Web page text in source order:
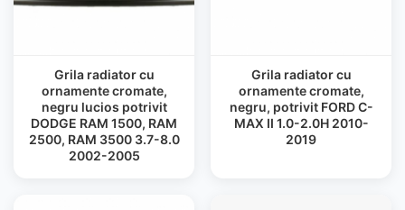
Grila radiator cu
ornamente cromate,
negru lucios potrivit
DODGE RAM 1500, RAM
2500, RAM 3500 3.7-8.0
2002-2005
Grila radiator cu
ornamente cromate,
negru, potrivit FORD C-
MAX II 1.0-2.0H 2010-
2019